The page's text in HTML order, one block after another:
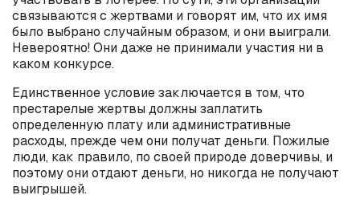
связываются с жертвами и говорят им, что их имя
было выбрано случайным образом, и они выиграли.
Невероятно! Они даже не принимали участия ни в
каком конкурсе.
Единственное условие заключается в том, что
престарелые жертвы должны заплатить
определенную плату или административные
расходы, прежде чем они получат деньги. Пожилые
люди, как правило, по своей природе доверчивы, и
поэтому они отдают деньги, но никогда не получают
выигрышей.